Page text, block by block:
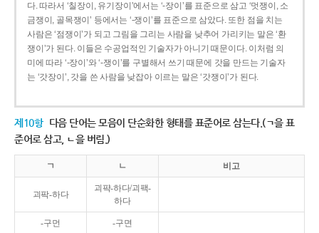
다. 따라서 ‘칠장이, 유기장이’에서는 ‘-장이’를 표준으로 삼고 ‘멋쟁이, 소
금쟁이, 골목쟁이’ 등에서는 ‘-쟁이’를 표준으로 삼았다. 또한 점을 치는
사람은 ‘점쟁이’가 되고 그림을 그리는 사람을 낮추어 가리키는 말은 ‘환
쟁이’가 된다. 이들은 수공업적인 기술자가 아니기 때문이다. 이처럼 의
미에 따라 ‘-장이’와 ‘-쟁이’를 구별해서 쓰기 때문에 갓을 만드는 기술자
는 ‘갓장이’, 갓을 쓴 사람을 낮잡아 이르는 말은 ‘갓쟁이’가 된다.
제10항 다음 단어는 모음이 단순화한 형태를 표준어로 삼는다.(ㄱ을 표
준어로 삼고, ㄴ을 버림.)
ㄱ ㄴ 비고
괴팍-하다
괴퍅-하다/괴팩-
하다
-구먼 -구면